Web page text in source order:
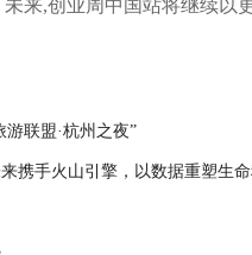
来,创业周中国站将继续以
联盟·杭州之夜”
携手火山引擎，以数据重塑生